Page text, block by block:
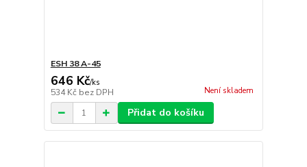
ESH 38 A-45
646 Kč/ks
534 Kč bez DPH Není skladem
Přidat do košíku